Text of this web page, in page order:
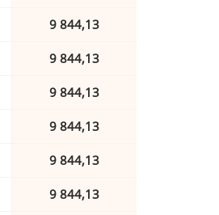
9 844,13
9 844,13
9 844,13
9 844,13
9 844,13
9 844,13